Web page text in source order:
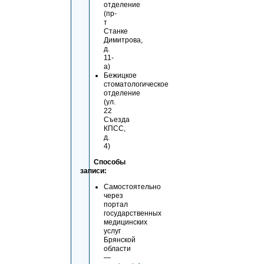
отделение
(пр-
т
Станке
Димитрова,
д.
11-
а)
Бежицкое
стоматологическое
отделение
(ул.
22
Съезда
КПСС,
д.
4)
Способы
записи:
Самостоятельно
через
портал
государственных
медицинских
услуг
Брянской
области
—